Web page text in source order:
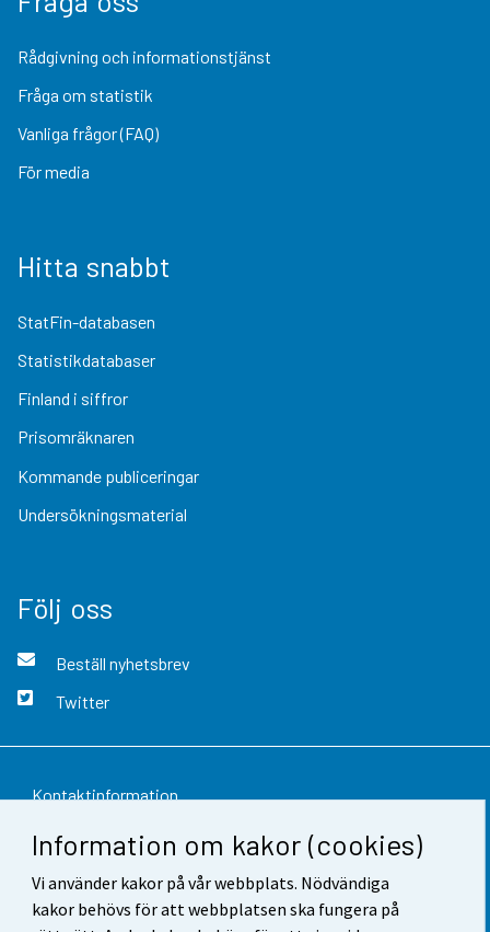
Information om kakor (cookies)
Vi använder kakor på vår webbplats. Nödvändiga
kakor behövs för att webbplatsen ska fungera på
Rådgivning och informationstjänst
Fråga om statistik
Vanliga frågor (FAQ)
För media
Hitta snabbt
StatFin-databasen
Statistikdatabaser
Finland i siffror
Prisomräknaren
Kommande publiceringar
Undersökningsmaterial
Följ oss
Beställ nyhetsbrev
Twitter
Kontaktinformation
Respons
Användarvillkor
Dataskydd